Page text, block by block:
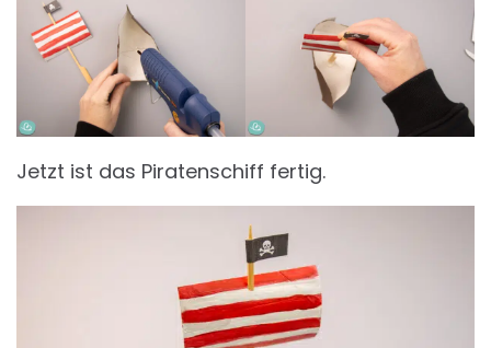
Jetzt ist das Piratenschiff fertig.